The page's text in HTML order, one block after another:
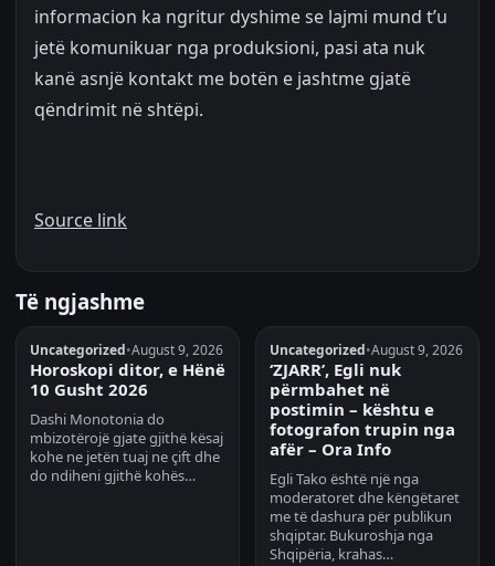
informacion ka ngritur dyshime se lajmi mund t’u
jetë komunikuar nga produksioni, pasi ata nuk
kanë asnjë kontakt me botën e jashtme gjatë
qëndrimit në shtëpi.
Source link
Të ngjashme
Uncategorized•August 9, 2026
Horoskopi ditor, e Hënë
10 Gusht 2026
Dashi Monotonia do
mbizotërojë gjate gjithë kësaj
kohe ne jetën tuaj ne çift dhe
do ndiheni gjithë kohës…
Uncategorized•August 9, 2026
‘ZJARR’, Egli nuk
përmbahet në
postimin – kështu e
fotografon trupin nga
afër – Ora Info
Egli Tako është një nga
moderatoret dhe këngëtaret
me të dashura për publikun
shqiptar. Bukuroshja nga
Shqipëria, krahas…